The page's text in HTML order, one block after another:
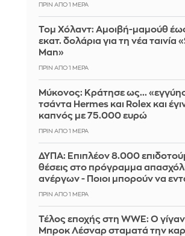
ΠΡΙΝ ΑΠΌ 1 ΜΈΡΑ
Τομ Χόλαντ: Αμοιβή-μαμούθ
εκατ. δολάρια για τη νέα ταινία
Man»
ΠΡΙΝ ΑΠΌ 1 ΜΈΡΑ
Μύκονος: Κράτησε ως...
τσάντα Hermes και Rolex και
καπνός με 75.000 ευρώ
ΠΡΙΝ ΑΠΌ 1 ΜΈΡΑ
ΔΥΠΑ: Επιπλέον 8.000
θέσεις στο πρόγραμμα
ανέργων - Ποιοι μπορούν να
ΠΡΙΝ ΑΠΌ 1 ΜΈΡΑ
Τέλος εποχής στη WWE: Ο
Μπροκ Λέσναρ σταματά την